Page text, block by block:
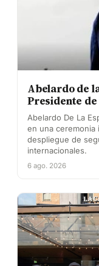
Abelardo de
Presidente
Abelardo De La
en una
despliegue de
internacionales.
6 ago. 2026